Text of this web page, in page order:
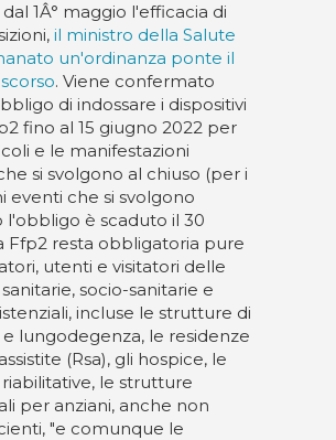
1Â° maggio l'efficacia di
il ministro della Salute
un'ordinanza ponte il
. Viene confermato
di indossare i dispositivi
fino al 15 giugno 2022 per
e le manifestazioni
si svolgono al chiuso (per i
eventi che si svolgono
l'obbligo è scaduto il 30
Ffp2 resta obbligatoria pure
utenti e visitatori delle
socio-sanitarie e
incluse le strutture di
lungodegenza, le residenze
(Rsa), gli hospice, le
le strutture
per anziani, anche non
"e comunque le